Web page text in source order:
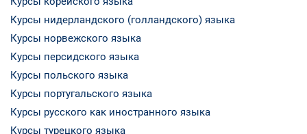
Курсы нидерландского (голландского) языка
Курсы норвежского языка
Курсы персидского языка
Курсы польского языка
Курсы португальского языка
Курсы русского как иностранного языка
Курсы турецкого языка